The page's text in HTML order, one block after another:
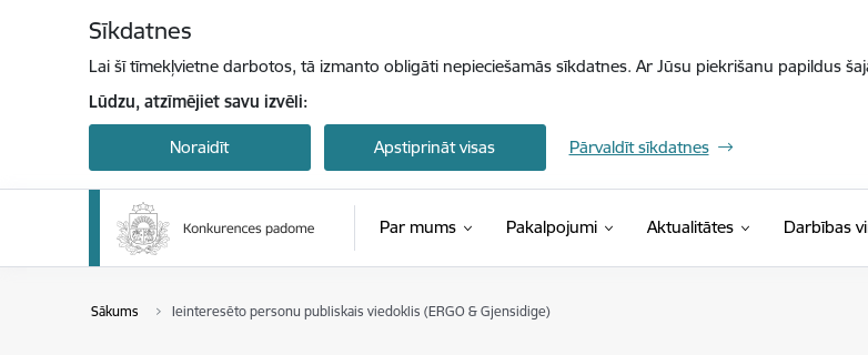
Sīkdatnes
Lai šī tīmekļvietne darbotos, tā izmanto obligāti nepieciešamās sīkdatnes. Ar Jūsu piekrišanu papildus
Lūdzu, atzīmējiet savu izvēli:
Noraidīt Apstiprināt visas Pārvaldīt sīkdatnes
Par mums Pakalpojumi Aktualitātes Darbības
Sākums Ieinteresēto personu publiskais viedoklis (ERGO & Gjensidige)